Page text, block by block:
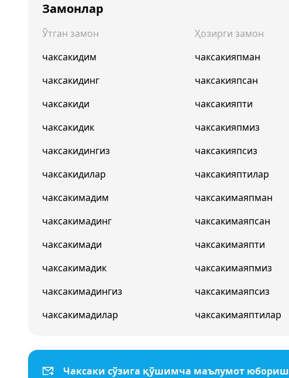
Замонлар
Ўтган замон
чаксакидим
чаксакидинг
чаксакиди
чаксакидик
чаксакидингиз
чаксакидилар
чаксакимадим
чаксакимадинг
чаксакимади
чаксакимадик
чаксакимадингиз
чаксакимадилар
Ҳозирги замон
чаксакияпман
чаксакияпсан
чаксакияпти
чаксакияпмиз
чаксакияпсиз
чаксакияптилар
чаксакимаяпман
чаксакимаяпсан
чаксакимаяпти
чаксакимаяпмиз
чаксакимаяпсиз
чаксакимаяптилар
Чаксаки сўзига қўшимча маълумот юбориш